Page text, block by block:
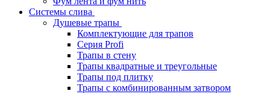
Системы слива
Душевые трапы
Комплектующие для трапов
Серия Profi
Трапы в стену
Трапы квадратные и треугольные
Трапы под плитку
Трапы с комбинированным затвором